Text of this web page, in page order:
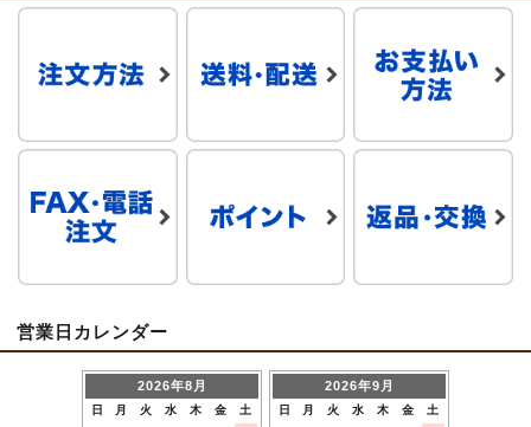
営業日カレンダー
2026年8月
日 月 火 水 木 金
土
2026年9月
日 月 火 水 木 金
土